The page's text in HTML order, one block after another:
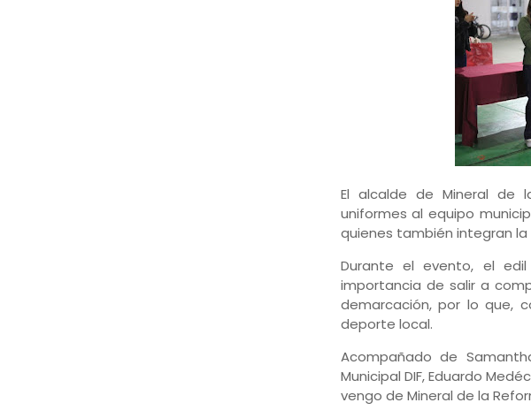
El alcalde de Mineral de
uniformes al equipo
quienes también integran
Durante el evento, el
importancia de salir a
demarcación, por lo que,
deporte local.
Acompañado de
Municipal DIF, Eduardo
vengo de Mineral de la